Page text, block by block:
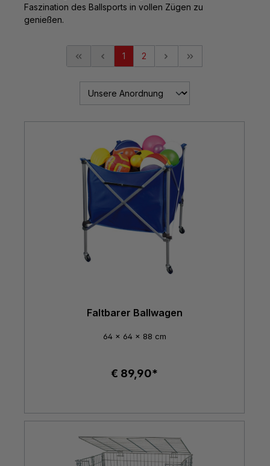
Faszination des Ballsports in vollen Zügen zu
genießen.
1 2
Faltbarer Ballwagen
64 x 64 x 88 cm
€ 89,90*